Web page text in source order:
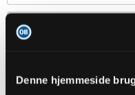
Denne hjemmeside